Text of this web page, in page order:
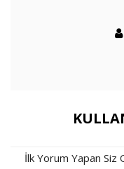
İlk Yorum Yapan Siz